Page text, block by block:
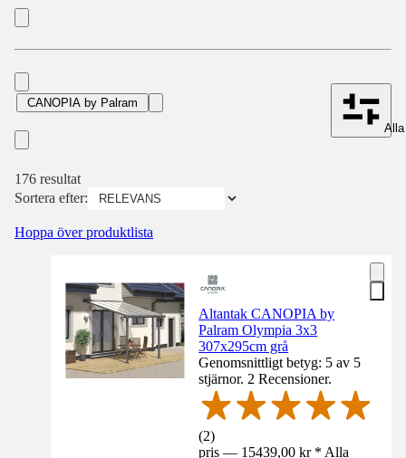
CANOPIA by Palram
176 resultat
Sortera efter:
Hoppa över produktlista
Altantak CANOPIA by
Palram Olympia 3x3
307x295cm grå
Genomsnittligt betyg: 5 av 5
stjärnor. 2 Recensioner.
(2)
pris — 15439,00 kr * Alla